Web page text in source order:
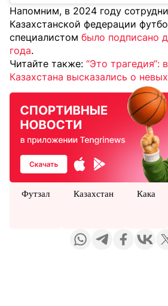
Напомним, в 2024 году
Казахстанской федерации
специалистом было подписано
года.
Читайте также: “Это трагедия“:
Казахстана высказались о
Футзал Казахстан Кака